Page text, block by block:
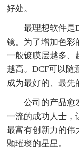
好处。
最理想软件是
镜。为了增加色彩
一般镀膜层越多、
越高。DCF可以随
成为最好的、最先
公司的产品愈
一流的成功人士，
最富有创新力的伟
颗璀璨的星星。